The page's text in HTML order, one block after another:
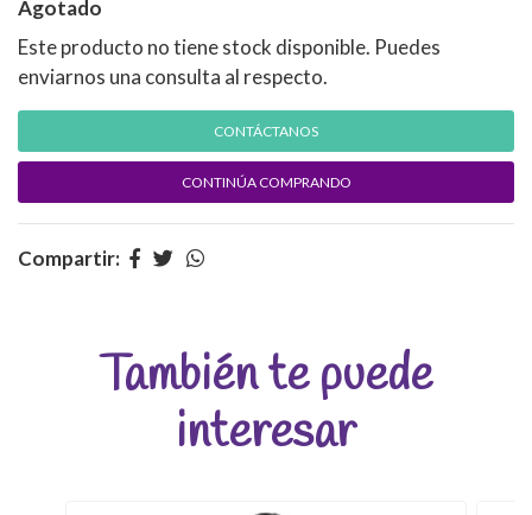
Agotado
Este producto no tiene stock disponible. Puedes
enviarnos una consulta al respecto.
CONTÁCTANOS
CONTINÚA COMPRANDO
Compartir:
También te puede
interesar